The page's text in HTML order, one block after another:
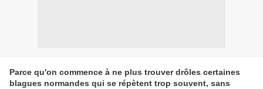
Parce qu'on commence à ne plus trouver drôles certaines
blagues normandes qui se répètent trop souvent, sans